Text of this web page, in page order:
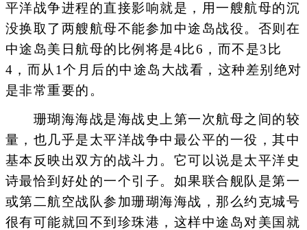
平洋战争进程的直接影响就是，用一艘航母的沉
没换取了两艘航母不能参加中途岛战役。否则在
中途岛美日航母的比例将是4比6，而不是3比
4，而从1个月后的中途岛大战看，这种差别绝对
是非常重要的。
珊瑚海海战是海战史上第一次航母之间的较
量，也几乎是太平洋战争中最公平的一役，其中
基本反映出双方的战斗力。它可以说是太平洋史
诗最恰到好处的一个引子。如果联合舰队是第一
或第二航空战队参加珊瑚海海战，那么约克城号
很有可能就回不到珍珠港，这样中途岛对美国就